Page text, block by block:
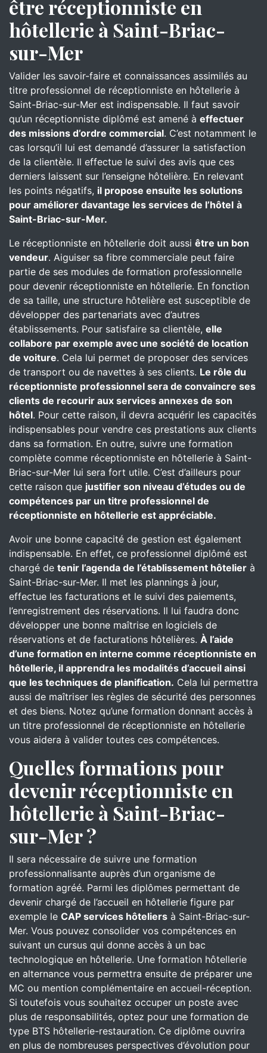
être réceptionniste en
hôtellerie à Saint-Briac-
sur-Mer
Valider les savoir-faire et connaissances assimilés au
titre professionnel de réceptionniste en hôtellerie à
Saint-Briac-sur-Mer est indispensable. Il faut savoir
qu’un réceptionniste diplômé est amené à effectuer
des missions d’ordre commercial. C’est notamment le
cas lorsqu’il lui est demandé d’assurer la satisfaction
de la clientèle. Il effectue le suivi des avis que ces
derniers laissent sur l’enseigne hôtelière. En relevant
les points négatifs, il propose ensuite les solutions
pour améliorer davantage les services de l’hôtel à
Saint-Briac-sur-Mer.
Le réceptionniste en hôtellerie doit aussi être un bon
vendeur. Aiguiser sa fibre commerciale peut faire
partie de ses modules de formation professionnelle
pour devenir réceptionniste en hôtellerie. En fonction
de sa taille, une structure hôtelière est susceptible de
développer des partenariats avec d’autres
établissements. Pour satisfaire sa clientèle, elle
collabore par exemple avec une société de location
de voiture. Cela lui permet de proposer des services
de transport ou de navettes à ses clients. Le rôle du
réceptionniste professionnel sera de convaincre ses
clients de recourir aux services annexes de son
hôtel. Pour cette raison, il devra acquérir les capacités
indispensables pour vendre ces prestations aux clients
dans sa formation. En outre, suivre une formation
complète comme réceptionniste en hôtellerie à Saint-
Briac-sur-Mer lui sera fort utile. C’est d’ailleurs pour
cette raison que justifier son niveau d’études ou de
compétences par un titre professionnel de
réceptionniste en hôtellerie est appréciable.
Avoir une bonne capacité de gestion est également
indispensable. En effet, ce professionnel diplômé est
chargé de tenir l’agenda de l’établissement hôtelier à
Saint-Briac-sur-Mer. Il met les plannings à jour,
effectue les facturations et le suivi des paiements,
l’enregistrement des réservations. Il lui faudra donc
développer une bonne maîtrise en logiciels de
réservations et de facturations hôtelières. À l’aide
d’une formation en interne comme réceptionniste en
hôtellerie, il apprendra les modalités d’accueil ainsi
que les techniques de planification. Cela lui permettra
aussi de maîtriser les règles de sécurité des personnes
et des biens. Notez qu’une formation donnant accès à
un titre professionnel de réceptionniste en hôtellerie
vous aidera à valider toutes ces compétences.
Quelles formations pour
devenir réceptionniste en
hôtellerie à Saint-Briac-
sur-Mer ?
Il sera nécessaire de suivre une formation
professionnalisante auprès d’un organisme de
formation agréé. Parmi les diplômes permettant de
devenir chargé de l’accueil en hôtellerie figure par
exemple le CAP services hôteliers à Saint-Briac-sur-
Mer. Vous pouvez consolider vos compétences en
suivant un cursus qui donne accès à un bac
technologique en hôtellerie. Une formation hôtellerie
en alternance vous permettra ensuite de préparer une
MC ou mention complémentaire en accueil-réception.
Si toutefois vous souhaitez occuper un poste avec
plus de responsabilités, optez pour une formation de
type BTS hôtellerie-restauration. Ce diplôme ouvrira
en plus de nombreuses perspectives d’évolution pour